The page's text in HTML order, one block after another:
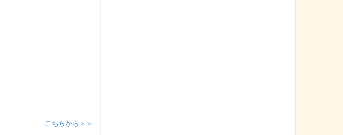
こちらから＞＞